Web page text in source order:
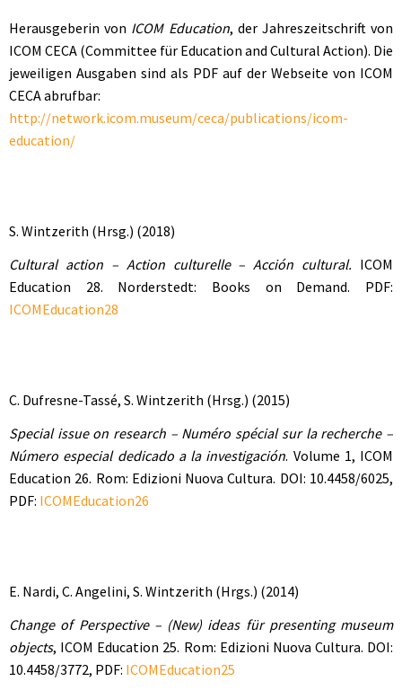
Herausgeberin von ICOM Education, der Jahreszeitschrift von
ICOM CECA (Committee für Education and Cultural Action). Die
jeweiligen Ausgaben sind als PDF auf der Webseite von ICOM
CECA abrufbar:
http://network.icom.museum/ceca/publications/icom-
education/
S. Wintzerith (Hrsg.) (2018)
Cultural action – Action culturelle – Acción cultural. ICOM
Education 28. Norderstedt: Books on Demand. PDF:
ICOMEducation28
C. Dufresne-Tassé, S. Wintzerith (Hrsg.) (2015)
Special issue on research – Numéro spécial sur la recherche –
Número especial dedicado a la investigación. Volume 1, ICOM
Education 26. Rom: Edizioni Nuova Cultura. DOI: 10.4458/6025,
PDF: ICOMEducation26
E. Nardi, C. Angelini, S. Wintzerith (Hrgs.) (2014)
Change of Perspective – (New) ideas für presenting museum
objects, ICOM Education 25. Rom: Edizioni Nuova Cultura. DOI:
10.4458/3772, PDF: ICOMEducation25